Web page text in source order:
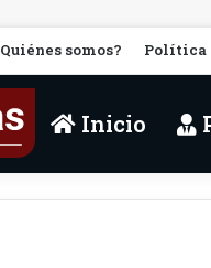
Quiénes somos? Política
Inicio